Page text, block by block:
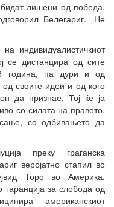
лишени од победа.
Белегариг. „Не
индивидуалистичкиот
се дистанцира од сите
година, па дури и од
своите идеи и од кого
да признае. Тој ќе ја
со силата на правото,
со одбивањето да
преку граѓанска
веројатно стапил во
Торо во Америка.
гаранција за слобода од
американскиот